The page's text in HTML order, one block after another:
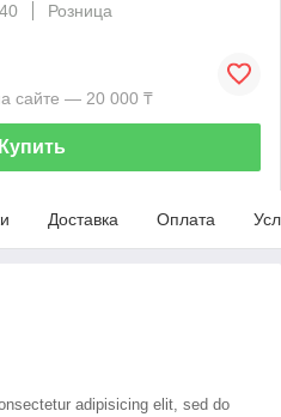
Розница
сайте — 20 000 ₸
Купить
Доставка Оплата
adipisicing elit, sed do